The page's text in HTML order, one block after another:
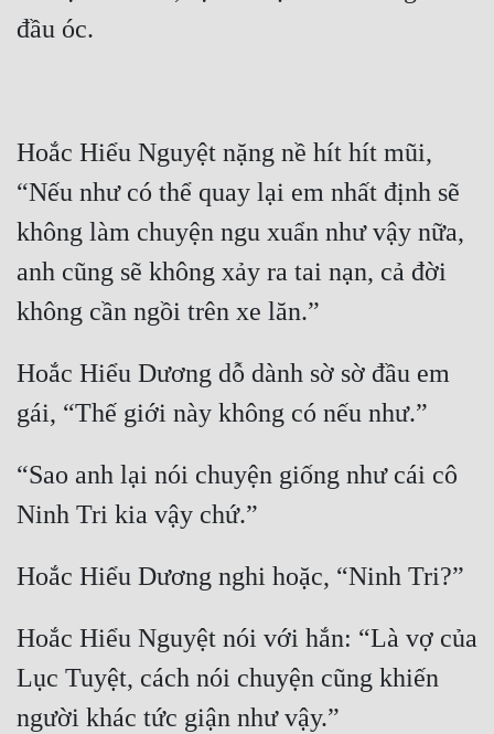
Đẹp
Tính Cách Nhân Vật :
Cơ Trí
Sát Phạt Quyết Đoán
Vô Sỉ
Điềm Đạm
đầu óc.
Hoắc Hiểu Nguyệt nặng nề hít hít mũi,
“Nếu như có thể quay lại em nhất định sẽ
không làm chuyện ngu xuẩn như vậy nữa,
anh cũng sẽ không xảy ra tai nạn, cả đời
không cần ngồi trên xe lăn.”
Hoắc Hiểu Dương dỗ dành sờ sờ đầu em
gái, “Thế giới này không có nếu như.”
“Sao anh lại nói chuyện giống như cái cô
Ninh Tri kia vậy chứ.”
Hoắc Hiểu Dương nghi hoặc, “Ninh Tri?”
Hoắc Hiểu Nguyệt nói với hắn: “Là vợ của
Lục Tuyệt, cách nói chuyện cũng khiến
người khác tức giận như vậy.”